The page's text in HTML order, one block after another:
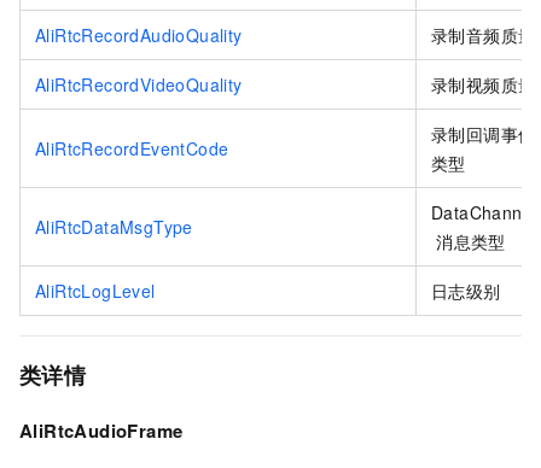
AliRtcRecordAudioQuality 录制音频质量
AliRtcRecordVideoQuality 录制视频质量
AliRtcRecordEventCode
录制回调事件
类型
AliRtcDataMsgType
DataChannel
消息类型
AliRtcLogLevel 日志级别
类详情
AliRtcAudioFrame